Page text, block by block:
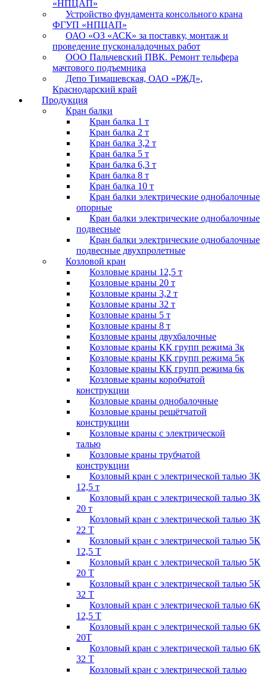
«НПЦАП»
Устройство фундамента консольного крана
ФГУП «НПЦАП»
ОАО «ОЗ «АСК» за поставку, монтаж и
проведение пусконаладочных работ
ООО Пальчевский ПВК. Ремонт тельфера
мачтового подъемника
Депо Тимашевская, ОАО «РЖД»,
Краснодарский край
Продукция
Кран балки
Кран балка 1 т
Кран балка 2 т
Кран балка 3,2 т
Кран балка 5 т
Кран балка 6,3 т
Кран балка 8 т
Кран балка 10 т
Кран балки электрические однобалочные
опорные
Кран балки электрические однобалочные
подвесные
Кран балки электрические однобалочные
подвесные двухпролетные
Козловой кран
Козловые краны 12,5 т
Козловые краны 20 т
Козловые краны 3,2 т
Козловые краны 32 т
Козловые краны 5 т
Козловые краны 8 т
Козловые краны двухбалочные
Козловые краны КК групп режима 3к
Козловые краны КК групп режима 5к
Козловые краны КК групп режима 6к
Козловые краны коробчатой
конструкции
Козловые краны однобалочные
Козловые краны решётчатой
конструкции
Козловые краны с электрической
талью
Козловые краны трубчатой
конструкции
Козловый кран с электрической талью 3К
12,5 т
Козловый кран с электрической талью 3К
20 т
Козловый кран с электрической талью 3К
22 Т
Козловый кран с электрической талью 5К
12,5 Т
Козловый кран с электрической талью 5К
20 Т
Козловый кран с электрической талью 5К
32 Т
Козловый кран с электрической талью 6К
12,5 Т
Козловый кран с электрической талью 6К
20Т
Козловый кран с электрической талью 6К
32 Т
Козловый кран с электрической талью